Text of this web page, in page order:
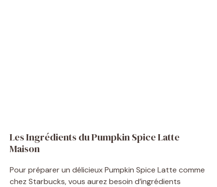
Les Ingrédients du Pumpkin Spice Latte
Maison
Pour préparer un délicieux Pumpkin Spice Latte comme
chez Starbucks, vous aurez besoin d’ingrédients